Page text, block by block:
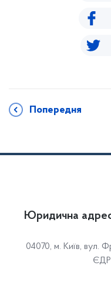
Попередня
Юридична
04070, м. Київ, вул.